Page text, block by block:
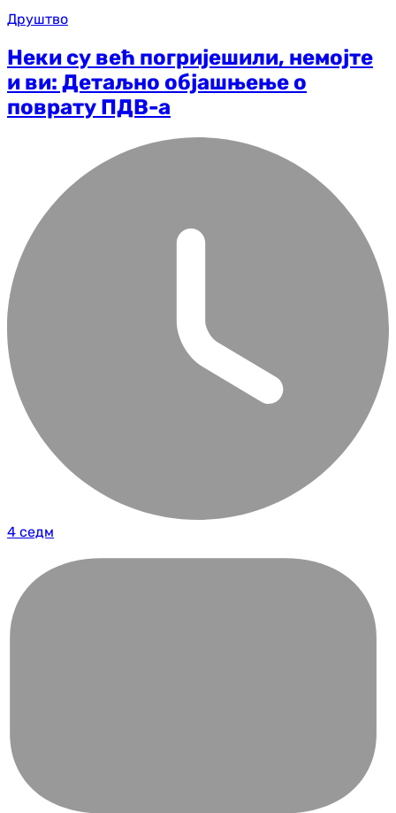
Друштво
Неки су већ погријешили, немојте
и ви: Детаљно објашњење о
поврату ПДВ-а
4 седм